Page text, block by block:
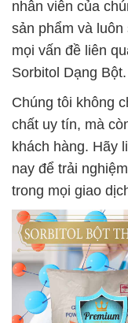
nhân viên của
sản phẩm và
mọi vấn đề liên
Sorbitol Dạng Bột.
Chúng tôi không
chất uy tín, mà
khách hàng. Hãy
nay để trải
trong mọi giao